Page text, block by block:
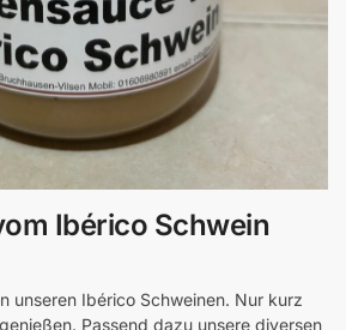
Ibérico Schwein
unseren Ibérico Schweinen. Nur kurz
Passend dazu unsere diversen